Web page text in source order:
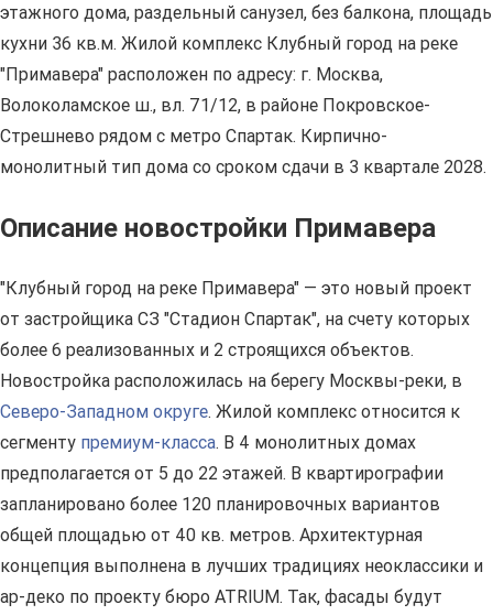
этажного дома, раздельный санузел, без балкона, площадь
кухни 36 кв.м. Жилой комплекс Клубный город на реке
"Примавера" расположен по адресу: г. Москва,
Волоколамское ш., вл. 71/12, в районе Покровское-
Стрешнево рядом с метро Спартак. Кирпично-
монолитный тип дома со сроком сдачи в 3 квартале 2028.
Описание новостройки Примавера
"Клубный город на реке Примавера" — это новый проект
от застройщика СЗ "Стадион Спартак", на счету которых
более 6 реализованных и 2 строящихся объектов.
Новостройка расположилась на берегу Москвы-реки, в
Северо-Западном округе. Жилой комплекс относится к
сегменту премиум-класса. В 4 монолитных домах
предполагается от 5 до 22 этажей. В квартирографии
запланировано более 120 планировочных вариантов
общей площадью от 40 кв. метров. Архитектурная
концепция выполнена в лучших традициях неоклассики и
ар-деко по проекту бюро ATRIUM. Так, фасады будут